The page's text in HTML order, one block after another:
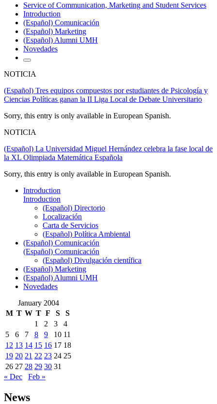
Service of Communication, Marketing and Student Services
Introduction
(Español) Comunicación
(Español) Marketing
(Español) Alumni UMH
Novedades
NOTICIA
(Español) Tres equipos compuestos por estudiantes de Psicología y
Ciencias Políticas ganan la II Liga Local de Debate Universitario
Sorry, this entry is only available in European Spanish.
NOTICIA
(Español) La Universidad Miguel Hernández celebra la fase local de
la XL Olimpiada Matemática Española
Sorry, this entry is only available in European Spanish.
Introduction
Introduction
(Español) Directorio
Localización
Carta de Servicios
(Español) Política Ambiental
(Español) Comunicación
(Español) Comunicación
(Español) Divulgación científica
(Español) Marketing
(Español) Alumni UMH
Novedades
January 2004
M T W T F S
S
1
2 3
4
5
6 7 8 9 10 11
12 13 14 15 16 17 18
19 20 21 22 23 24 25
26 27 28 29 30 31
« Dec
Feb »
News